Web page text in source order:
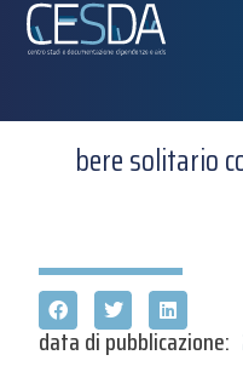
bere solitario
data di pubblicazione: